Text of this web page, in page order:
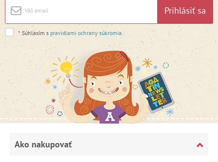
Prihlásiť sa
* Súhlasím s pravidlami ochrany súkromia
Ako nakupovať